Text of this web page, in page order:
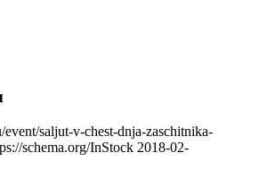
saljut-v-chest-dnja-zaschitnika-
schema.org/InStock 2018-02-